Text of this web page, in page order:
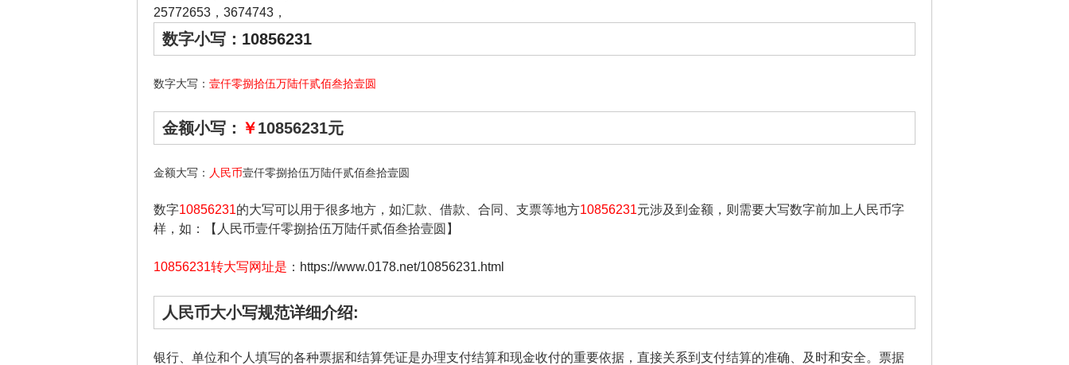
25772653 ， 3674743 ，
数字小写： 10856231
数字大写： 壹仟零捌拾伍万陆仟贰佰叁拾壹圆
金额小写： ￥10856231元
金额大写： 人民币壹仟零捌拾伍万陆仟贰佰叁拾壹圆
数字10856231的大写可以用于很多地方，如汇款、借款、合同、支票等地方10856231元涉及到金额，则需要大写数字前加上人民币字
样，如：【人民币壹仟零捌拾伍万陆仟贰佰叁拾壹圆】
10856231转大写网址是 ： https://www.0178.net/10856231.html
人民币大小写规范详细介绍:
银行、单位和个人填写的各种票据和结算凭证是办理支付结算和现金收付的重要依据，直接关系到支付结算的准确、及时和安全。票据